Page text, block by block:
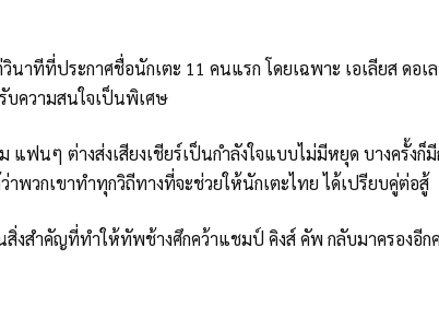
นาทีที่ประกาศชื่อนักเตะ 11 คนแรก โดยเฉพาะ เอเลียส ดอเ
บความสนใจเป็นพิเศษ
ฟนๆ ต่างส่งเสียงเชียร์เป็นกำลังใจแบบไม่มีหยุด บางครั้งก็
าพวกเขาทำทุกวิถีทางที่จะช่วยให้นักเตะไทย ได้เปรียบคู่ต่อสู้
งสำคัญที่ทำให้ทัพช้างศึกคว้าแชมป์ คิงส์ คัพ กลับมาครองอีก